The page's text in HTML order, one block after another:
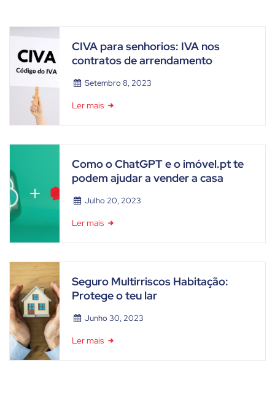
CIVA para senhorios: IVA nos
contratos de arrendamento
Setembro 8, 2023
Ler mais
Como o ChatGPT e o imóvel.pt te
podem ajudar a vender a casa
Julho 20, 2023
Ler mais
Seguro Multirriscos Habitação:
Protege o teu lar
Junho 30, 2023
Ler mais